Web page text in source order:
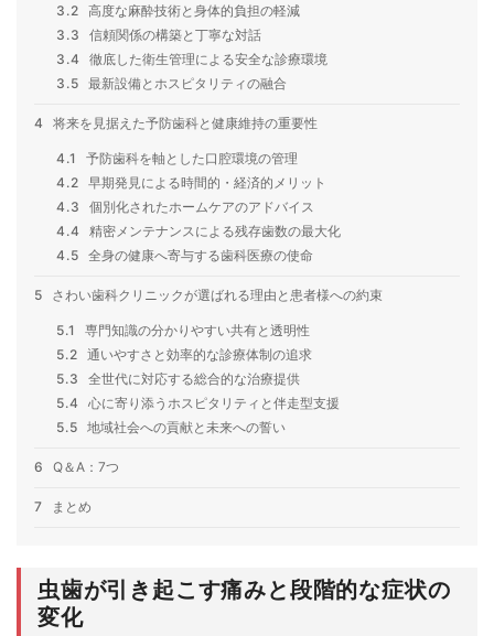
3.2 高度な麻酔技術と身体的負担の軽減
3.3
信頼関係の構築と丁寧な対話
3.4
徹底した衛生管理による安全な診療環境
3.5 最新設備とホスピタリティの融合
4 将来を見据えた予防歯科と健康維持の重要性
4.1
予防歯科を軸とした口腔環境の管理
4.2 早期発見による時間的・経済的メリット
4.3
個別化されたホームケアのアドバイス
4.4
精密メンテナンスによる残存歯数の最大化
4.5 全身の健康へ寄与する歯科医療の使命
5 さわい歯科クリニックが選ばれる理由と患者様への約束
5.1
専門知識の分かりやすい共有と透明性
5.2 通いやすさと効率的な診療体制の追求
5.3
全世代に対応する総合的な治療提供
5.4
心に寄り添うホスピタリティと伴走型支援
5.5 地域社会への貢献と未来への誓い
6 Q＆A：7つ
7 まとめ
虫歯が引き起こす痛みと段階的な症状の
変化